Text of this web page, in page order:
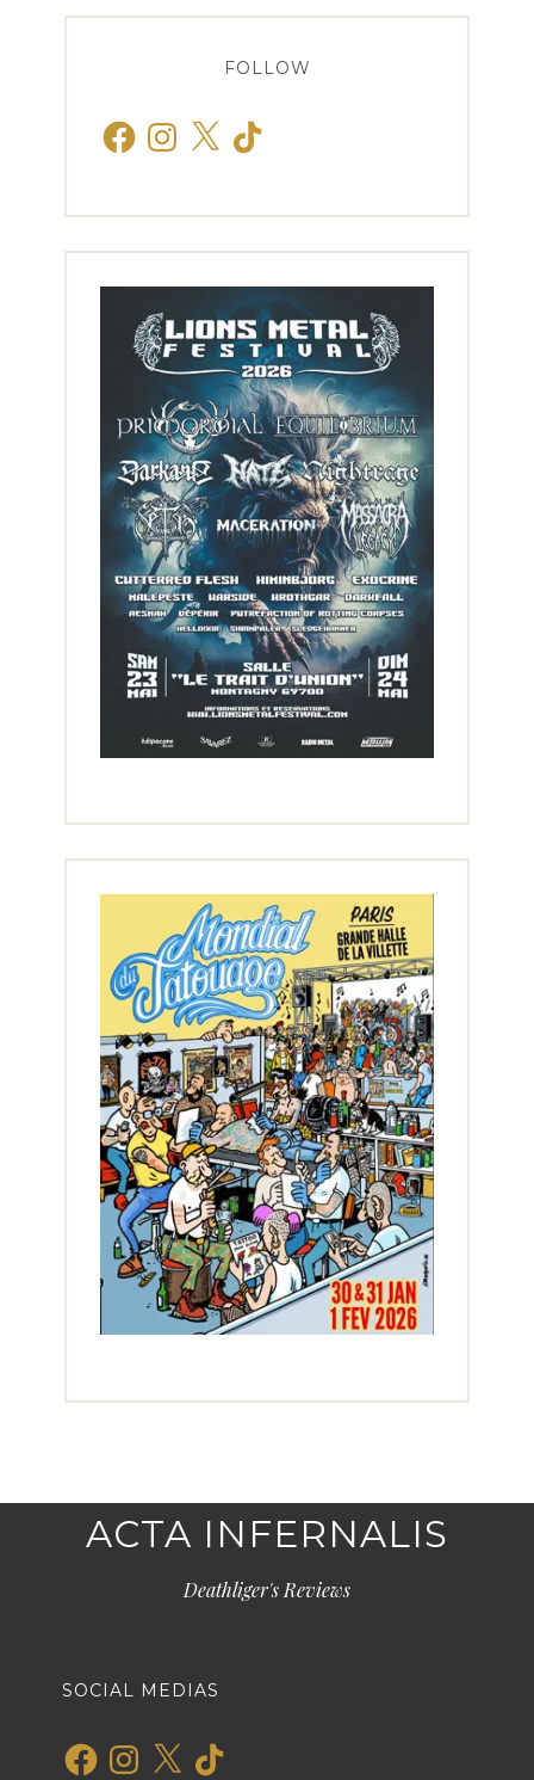
FOLLOW
FacebookInstagram
X TikTok
ACTA INFERNALIS
Deathliger's Reviews
SOCIAL MEDIAS
FacebookInstagram
X TikTok